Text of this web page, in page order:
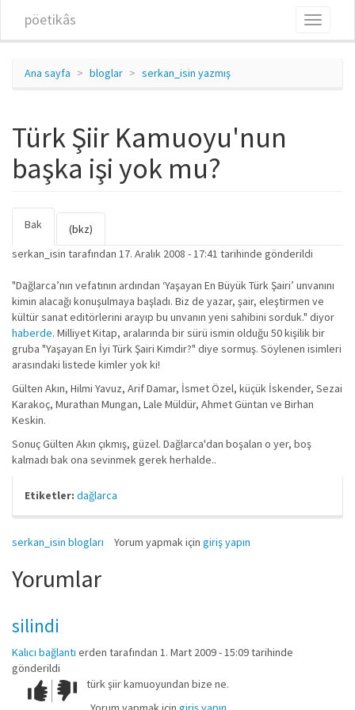
pöetikâs
Toggle
Ana sayfa bloglar serkan_isin yazmış
Türk Şiir Kamuoyu'nun
başka işi yok mu?
Birincil sekmeler
Bak
sekme)
(bkz)
serkan_isin tarafından 17. Aralık 2008 - 17:41 tarihinde gönderildi
"Dağlarca’nın vefatının ardından ‘Yaşayan En Büyük Türk Şairi’ unvanını
kimin alacağı konuşulmaya başladı. Biz de yazar, şair, eleştirmen ve
kültür sanat editörlerini arayıp bu unvanın yeni sahibini sorduk." diyor
haberde. Milliyet Kitap, aralarında bir sürü ismin olduğu 50 kişilik bir
gruba "Yaşayan En İyi Türk Şairi Kimdir?" diye sormuş. Söylenen isimleri
arasındaki listede kimler yok ki!
Gülten Akın, Hilmi Yavuz, Arif Damar, İsmet Özel, küçük İskender, Sezai
Karakoç, Murathan Mungan, Lale Müldür, Ahmet Güntan ve Birhan
Keskin.
Sonuç Gülten Akın çıkmış, güzel. Dağlarca'dan boşalan o yer, boş
kalmadı bak ona sevinmek gerek herhalde..
Etiketler: dağlarca
serkan_isin blogları Yorum yapmak için giriş yapın
Yorumlar
silindi
Kalıcı bağlantı erden tarafından 1. Mart 2009 - 15:09 tarihinde
gönderildi
Çok iyi!O
kadar
türk şiir kamuoyundan bize ne.